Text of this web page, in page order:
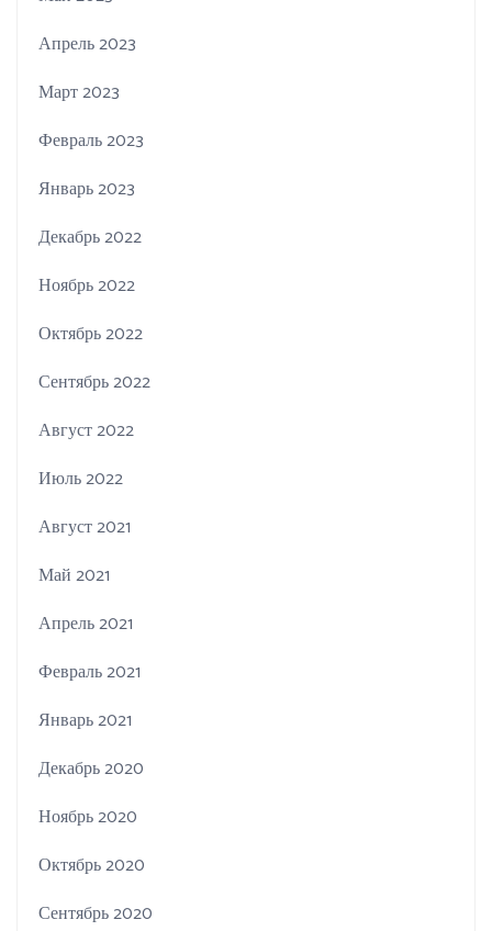
Апрель 2023
Март 2023
Февраль 2023
Январь 2023
Декабрь 2022
Ноябрь 2022
Октябрь 2022
Сентябрь 2022
Август 2022
Июль 2022
Август 2021
Май 2021
Апрель 2021
Февраль 2021
Январь 2021
Декабрь 2020
Ноябрь 2020
Октябрь 2020
Сентябрь 2020